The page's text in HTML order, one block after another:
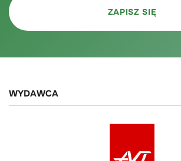
WYDAWCA